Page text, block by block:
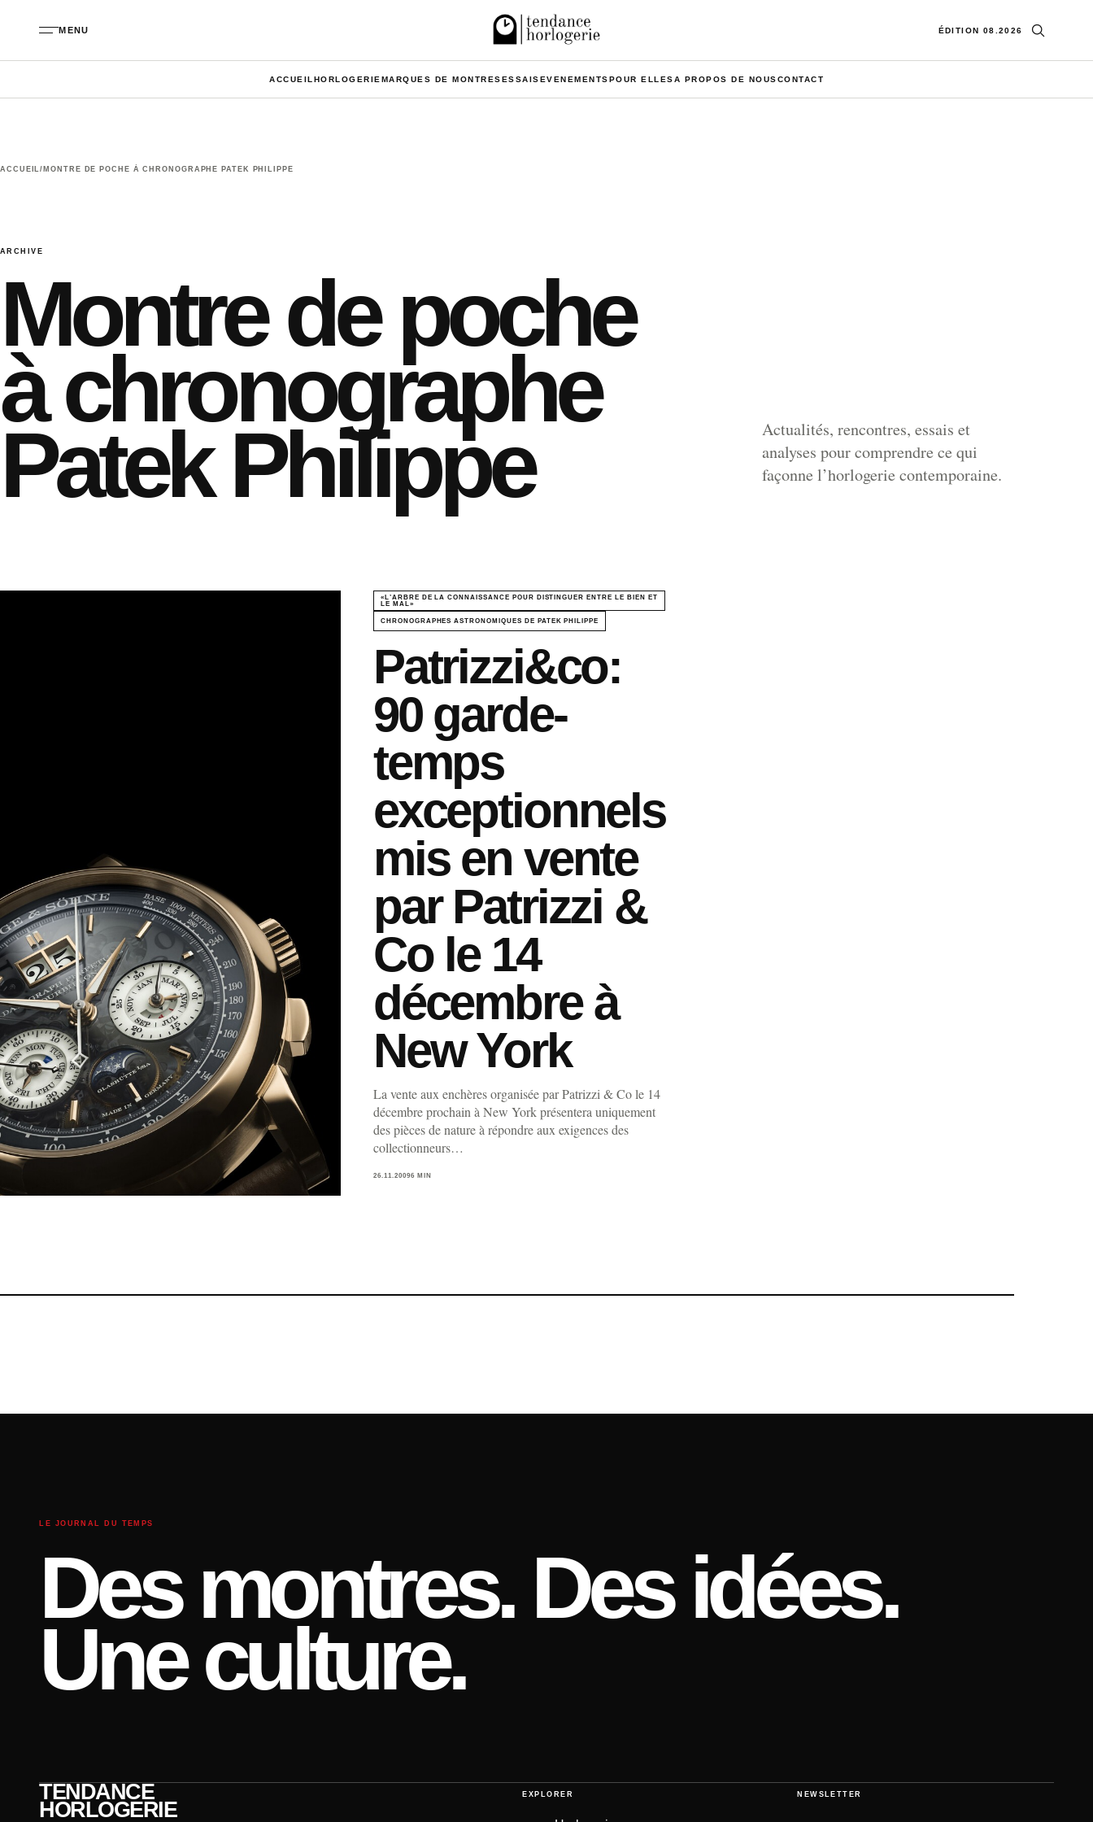
MENU ÉDITION 08.2026 Ouvrir la
ACCUEIL HORLOGERIE MARQUES DE MONTRESESSAISEVENEMENTSPOUR ELLESA PROPOS DE NOUSCONTACT
ACCUEIL/ MONTRE DE POCHE À CHRONOGRAPHE PATEK PHILIPPE
ARCHIVE
Montre de poche
à chronographe
Patek Philippe
Actualités, rencontres, essais et
analyses pour comprendre ce qui
façonne l’horlogerie contemporaine.
«L’ARBRE DE LA CONNAISSANCE POUR DISTINGUER ENTRE LE BIEN ET
LE MAL»
CHRONOGRAPHES ASTRONOMIQUES DE PATEK PHILIPPE
Patrizzi&co:
90 garde-
temps
exceptionnels
mis en vente
par Patrizzi &
Co le 14
décembre à
New York
La vente aux enchères organisée par Patrizzi & Co le 14
décembre prochain à New York présentera uniquement
des pièces de nature à répondre aux exigences des
collectionneurs…
26.11.20096 MIN
LE JOURNAL DU TEMPS
Des montres. Des idées.
Une culture.
TENDANCE
HORLOGERIE
EXPLORER NEWSLETTER